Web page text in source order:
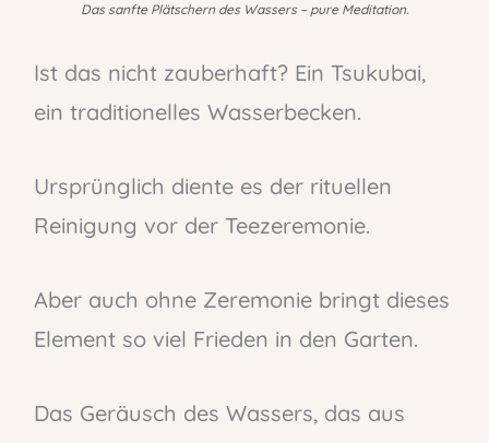
Das sanfte Plätschern des Wassers – pure Meditation.
Ist das nicht zauberhaft? Ein Tsukubai,
ein traditionelles Wasserbecken.
Ursprünglich diente es der rituellen
Reinigung vor der Teezeremonie.
Aber auch ohne Zeremonie bringt dieses
Element so viel Frieden in den Garten.
Das Geräusch des Wassers, das aus